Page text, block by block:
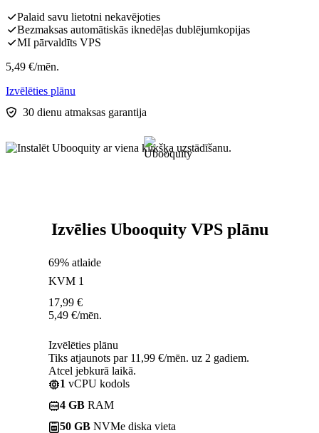
Palaid savu lietotni nekavējoties
Bezmaksas automātiskās iknedēļas dublējumkopijas
MI pārvaldīts VPS
5,49 €/mēn.
Izvēlēties plānu
30 dienu atmaksas garantija
Izvēlies Ubooquity VPS plānu
69% atlaide
KVM 1
17,99 €
5,49 €/mēn.
Izvēlēties plānu
Tiks atjaunots par 11,99 €/mēn. uz 2 gadiem.
Atcel jebkurā laikā.
1 vCPU kodols
4 GB RAM
50 GB NVMe diska vieta